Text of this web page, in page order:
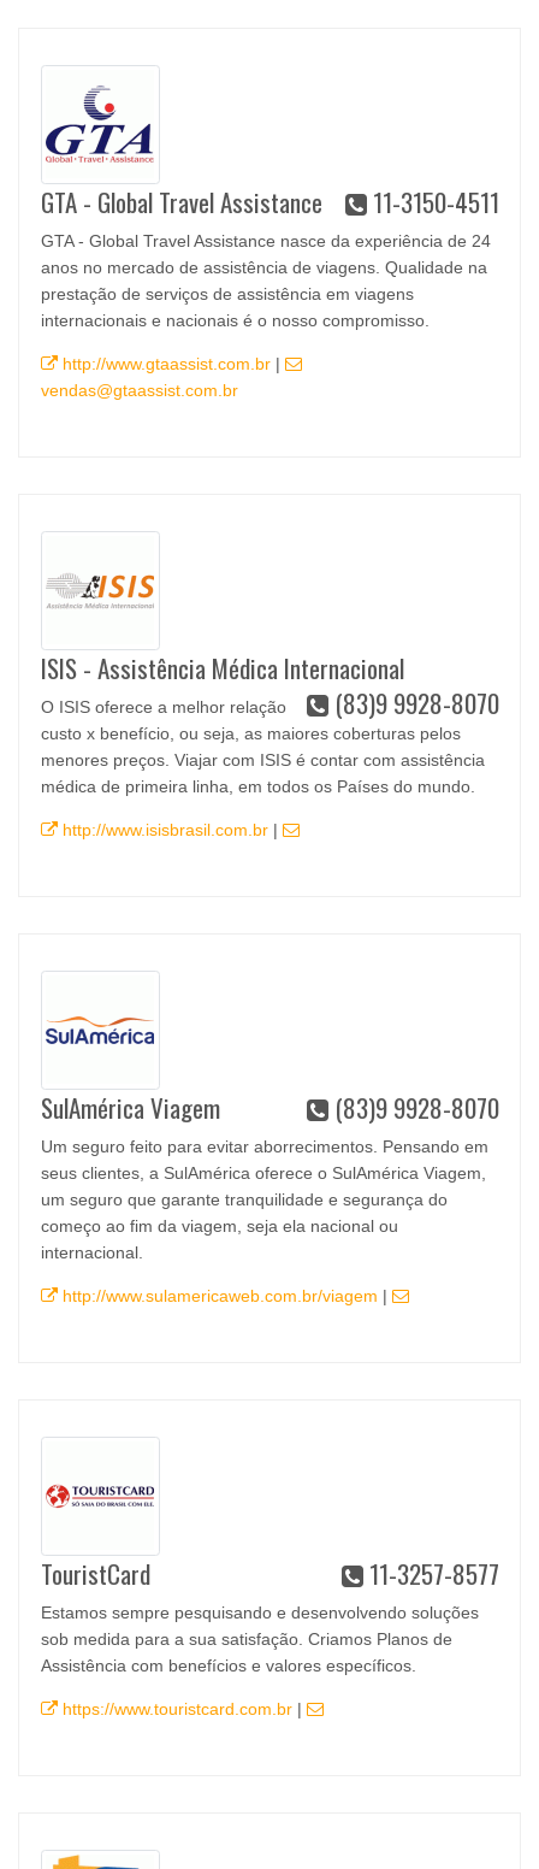
GTA - Global Travel Assistance 11-3150-4511
GTA - Global Travel Assistance nasce da experiência de 24
anos no mercado de assistência de viagens. Qualidade na
prestação de serviços de assistência em viagens
internacionais e nacionais é o nosso compromisso.
http://www.gtaassist.com.br|
vendas@gtaassist.com.br
ISIS - Assistência Médica Internacional
(83)9 9928-8070
O ISIS oferece a melhor relação
custo x benefício, ou seja, as maiores coberturas pelos
menores preços. Viajar com ISIS é contar com assistência
médica de primeira linha, em todos os Países do mundo.
http://www.isisbrasil.com.br|
SulAmérica Viagem (83)9 9928-8070
Um seguro feito para evitar aborrecimentos. Pensando em
seus clientes, a SulAmérica oferece o SulAmérica Viagem,
um seguro que garante tranquilidade e segurança do
começo ao fim da viagem, seja ela nacional ou
internacional.
http://www.sulamericaweb.com.br/viagem |
TouristCard 11-3257-8577
Estamos sempre pesquisando e desenvolvendo soluções
sob medida para a sua satisfação. Criamos Planos de
Assistência com benefícios e valores específicos.
https://www.touristcard.com.br|